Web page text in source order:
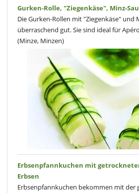
Gurken-Rolle, "Ziegenkäse", Minz-
Die Gurken-Rollen mit "Ziegenkäse" und
überraschend gut. Sie sind ideal für
(Minze, Minzen)
Erbsenpfannkuchen mit
Erbsen
Erbsenpfannkuchen bekommen mit der